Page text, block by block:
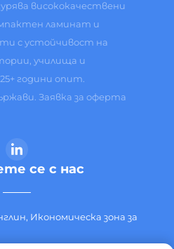
висококачествени
ламинат и
с устойчивост на
училища и
години опит.
Заявка за оферта
се с нас
Икономическа зона за